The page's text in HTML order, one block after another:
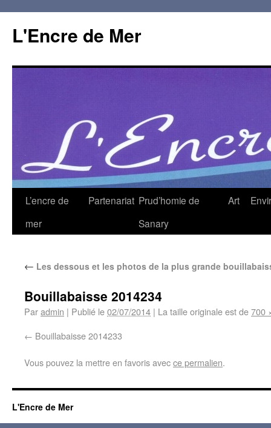
L'Encre de Mer
L’encre de
mer
Partenariat Prud’homie de
Sanary
Art
← Les dessous et les photos de la plus grande
Bouillabaisse 2014234
Paradmin | Publié le02/07/2014 | La taille originale est de700
Bouillabaisse 2014233
Vous pouvez la mettre en favoris avecce permalien.
L'Encre de Mer